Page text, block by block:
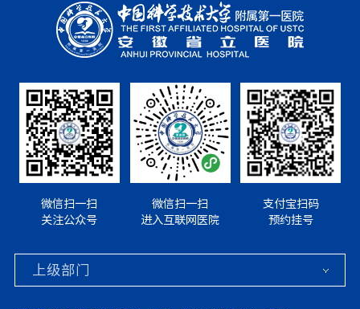
微信扫一扫
关注公众号
微信扫一扫
进入互联网医院
支付宝扫码
预约挂号